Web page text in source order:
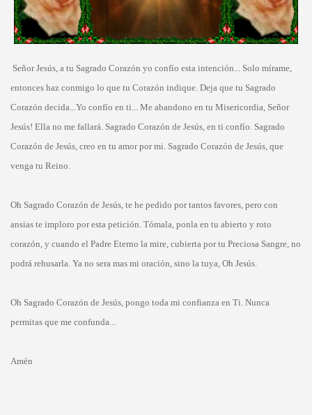
Señor Jesús, a tu Sagrado Corazón yo confío esta intención... Solo mírame,
entonces haz conmigo lo que tu Corazón indique. Deja que tu Sagrado
Corazón decida...Yo confío en ti... Me abandono en tu Misericordia, Señor
Jesús! Ella no me fallará. Sagrado Corazón de Jesús, en ti confío. Sagrado
Corazón de Jesús, creo en tu amor por mi. Sagrado Corazón de Jesús, que
venga tu Reino.
Oh Sagrado Corazón de Jesús, te he pedido por tantos favores, pero con
ansias te imploro por esta petición. Tómala, ponla en tu abierto y roto
corazón, y cuando el Padre Eterno la mire, cubierta por tu Preciosa Sangre, no
podrá rehusarla. Ya no sera mas mi oración, sino la tuya, Oh Jesús.
Oh Sagrado Corazón de Jesús, pongo toda mi confianza en Ti. Nunca
permitas que me confunda...
Amén